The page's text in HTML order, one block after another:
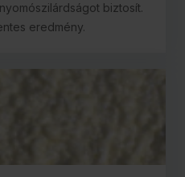
biztosít.
eredmény.